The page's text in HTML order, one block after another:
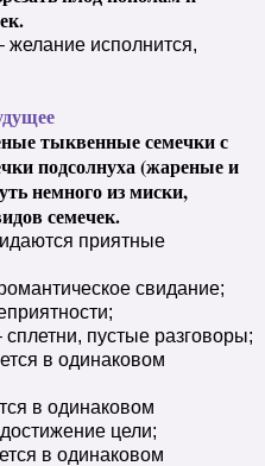
исполнится,
тыквенные семечки с
подсолнуха (жареные и
немного из миски,
семечек.
приятные
свидание;
пустые разговоры;
в одинаковом
в одинаковом
цели;
в одинаковом